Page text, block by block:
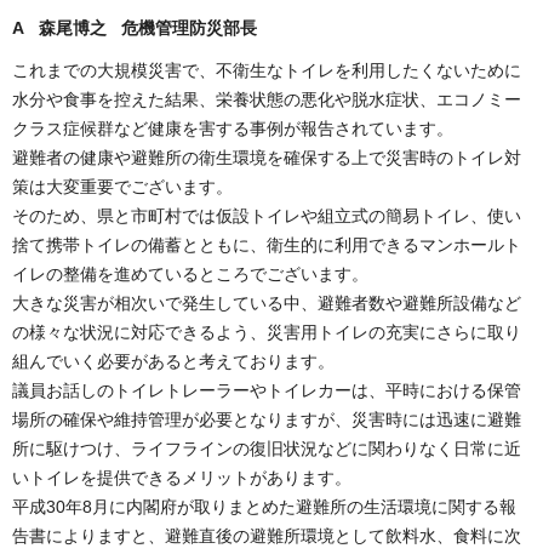
A 森尾博之 危機管理防災部長
これまでの大規模災害で、不衛生なトイレを利用したくないために
水分や食事を控えた結果、栄養状態の悪化や脱水症状、エコノミー
クラス症候群など健康を害する事例が報告されています。
避難者の健康や避難所の衛生環境を確保する上で災害時のトイレ対
策は大変重要でございます。
そのため、県と市町村では仮設トイレや組立式の簡易トイレ、使い
捨て携帯トイレの備蓄とともに、衛生的に利用できるマンホールト
イレの整備を進めているところでございます。
大きな災害が相次いで発生している中、避難者数や避難所設備など
の様々な状況に対応できるよう、災害用トイレの充実にさらに取り
組んでいく必要があると考えております。
議員お話しのトイレトレーラーやトイレカーは、平時における保管
場所の確保や維持管理が必要となりますが、災害時には迅速に避難
所に駆けつけ、ライフラインの復旧状況などに関わりなく日常に近
いトイレを提供できるメリットがあります。
平成30年8月に内閣府が取りまとめた避難所の生活環境に関する報
告書によりますと、避難直後の避難所環境として飲料水、食料に次